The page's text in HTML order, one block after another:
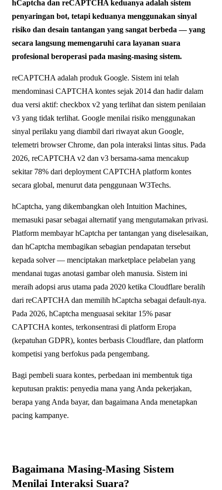
hCaptcha dan reCAPTCHA keduanya adalah sistem
penyaringan bot, tetapi keduanya menggunakan sinyal
risiko dan desain tantangan yang sangat berbeda — yang
secara langsung memengaruhi cara layanan suara
profesional beroperasi pada masing-masing sistem.
reCAPTCHA adalah produk Google. Sistem ini telah
mendominasi CAPTCHA kontes sejak 2014 dan hadir dalam
dua versi aktif: checkbox v2 yang terlihat dan sistem penilaian
v3 yang tidak terlihat. Google menilai risiko menggunakan
sinyal perilaku yang diambil dari riwayat akun Google,
telemetri browser Chrome, dan pola interaksi lintas situs. Pada
2026, reCAPTCHA v2 dan v3 bersama-sama mencakup
sekitar 78% dari deployment CAPTCHA platform kontes
secara global, menurut data penggunaan W3Techs.
hCaptcha, yang dikembangkan oleh Intuition Machines,
memasuki pasar sebagai alternatif yang mengutamakan privasi.
Platform membayar hCaptcha per tantangan yang diselesaikan,
dan hCaptcha membagikan sebagian pendapatan tersebut
kepada solver — menciptakan marketplace pelabelan yang
mendanai tugas anotasi gambar oleh manusia. Sistem ini
meraih adopsi arus utama pada 2020 ketika Cloudflare beralih
dari reCAPTCHA dan memilih hCaptcha sebagai default-nya.
Pada 2026, hCaptcha menguasai sekitar 15% pasar
CAPTCHA kontes, terkonsentrasi di platform Eropa
(kepatuhan GDPR), kontes berbasis Cloudflare, dan platform
kompetisi yang berfokus pada pengembang.
Bagi pembeli suara kontes, perbedaan ini membentuk tiga
keputusan praktis: penyedia mana yang Anda pekerjakan,
berapa yang Anda bayar, dan bagaimana Anda menetapkan
pacing kampanye.
Bagaimana Masing-Masing Sistem
Menilai Interaksi Suara?